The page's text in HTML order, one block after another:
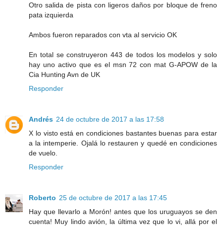
Otro salida de pista con ligeros daños por bloque de freno
pata izquierda
Ambos fueron reparados con vta al servicio OK
En total se construyeron 443 de todos los modelos y solo
hay uno activo que es el msn 72 con mat G-APOW de la
Cia Hunting Avn de UK
Responder
Andrés 24 de octubre de 2017 a las 17:58
X lo visto está en condiciones bastantes buenas para estar
a la intemperie. Ojalá lo restauren y quedé en condiciones
de vuelo.
Responder
Roberto 25 de octubre de 2017 a las 17:45
Hay que llevarlo a Morón! antes que los uruguayos se den
cuenta! Muy lindo avión, la última vez que lo vi, allá por el